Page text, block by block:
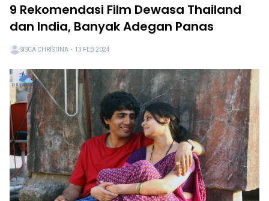
9 Rekomendasi Film Dewasa Thailand
dan India, Banyak Adegan Panas
SISCA CHRISTINA ・ 13 FEB 2024